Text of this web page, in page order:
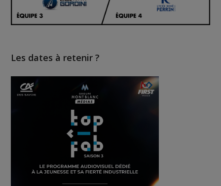
Les dates à retenir ?